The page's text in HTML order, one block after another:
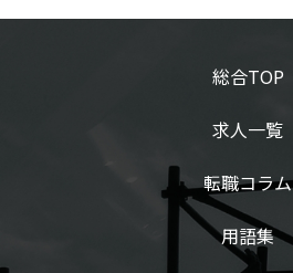
総合TOP
求人一覧
転職コラム
用語集